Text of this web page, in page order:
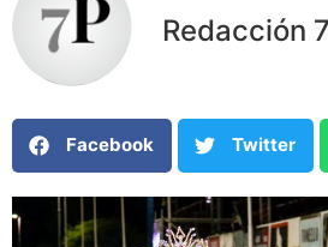
Redacción
Facebook Twitter